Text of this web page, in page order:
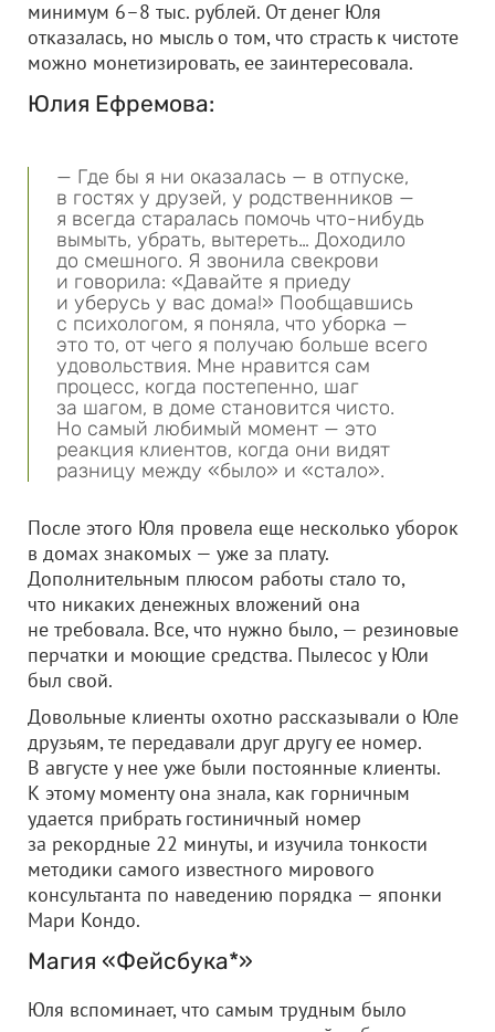
минимум 6–8 тыс. рублей. От денег Юля
отказалась, но мысль о том, что страсть к чистоте
можно монетизировать, ее заинтересовала.
Юлия Ефремова:
— Где бы я ни оказалась — в отпуске,
в гостях у друзей, у родственников —
я всегда старалась помочь что-нибудь
вымыть, убрать, вытереть… Доходило
до смешного. Я звонила свекрови
и говорила: «Давайте я приеду
и уберусь у вас дома!» Пообщавшись
с психологом, я поняла, что уборка —
это то, от чего я получаю больше всего
удовольствия. Мне нравится сам
процесс, когда постепенно, шаг
за шагом, в доме становится чисто.
Но самый любимый момент — это
реакция клиентов, когда они видят
разницу между «было» и «стало».
После этого Юля провела еще несколько уборок
в домах знакомых — уже за плату.
Дополнительным плюсом работы стало то,
что никаких денежных вложений она
не требовала. Все, что нужно было, — резиновые
перчатки и моющие средства. Пылесос у Юли
был свой.
Довольные клиенты охотно рассказывали о Юле
друзьям, те передавали друг другу ее номер.
В августе у нее уже были постоянные клиенты.
К этому моменту она знала, как горничным
удается прибрать гостиничный номер
за рекордные 22 минуты, и изучила тонкости
методики самого известного мирового
консультанта по наведению порядка — японки
Мари Кондо.
Магия «Фейсбука*»
Юля вспоминает, что самым трудным было